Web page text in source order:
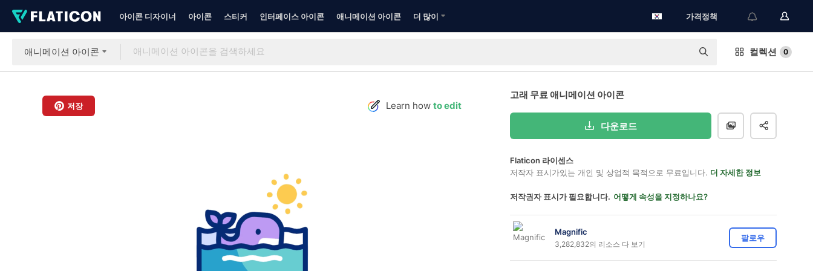
아이콘 디자이너 아이콘 스티커 인터페이스 아이콘 애니메이션 아이콘 더 많이 가격정책
애니메이션 아이콘 컬렉션 0
저장 Learn how to edit
고래 무료 애니메이션 아이콘
다운로드
Flaticon 라이센스
저작자 표시가있는 개인 및 상업적 목적으로 무료입니다. 더 자세한 정보
저작권자 표시가 필요합니다. 어떻게 속성을 지정하나요?
Magnific
3,282,832의 리소스 다 보기
팔로우